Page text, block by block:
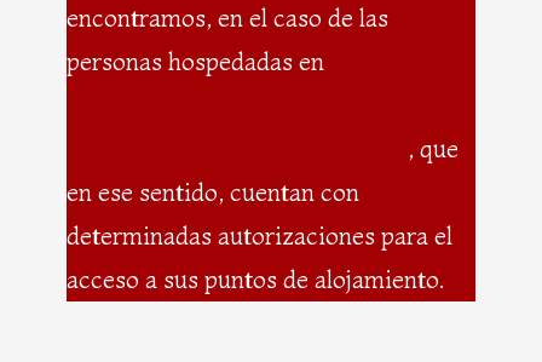
encontramos, en el caso de las
personas hospedadas en
, que
en ese sentido, cuentan con
determinadas autorizaciones para el
acceso a sus puntos de alojamiento.